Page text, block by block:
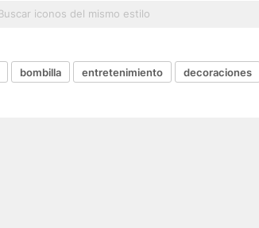
bombilla entretenimiento decoraciones